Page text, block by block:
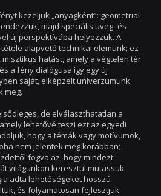
kezeljük „anyagként”: geometriai
majd speciális üveg- és
új perspektívába helyezzük. A
alapvető technikai elemünk; ez
hatást, amely a végtelen tér
a fény dialógusa így egy új
saját, elképzelt univerzumunk
meg.
de elválaszthatatlan a
lehetővé teszi ezt az egyedi
hogy a témák vagy motívumok,
nem jelentek meg korábban;
fogva az, hogy mindezt
világunkon keresztül mutassuk
adta lehetőségeket hosszú
és folyamatosan fejlesztjük.